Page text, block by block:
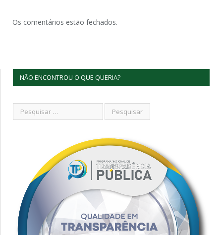
Os comentários estão fechados.
NÃO ENCONTROU O QUE QUERIA?